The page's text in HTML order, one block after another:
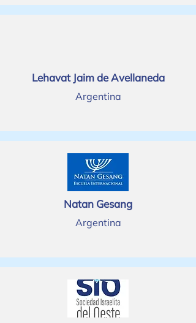
Lehavat Jaim de Avellaneda
Argentina
Natan Gesang
Argentina